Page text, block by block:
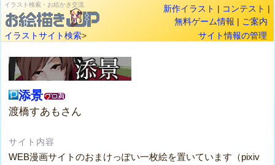
イラスト検索・お絵かき交流 新作イラスト | コンテスト |
無料ゲーム情報 | ご案内
イラストサイト検索> サイト情報の管理
添景
渡橋すあもさん
サイト内容
WEB漫画サイトのおまけっぽい一枚絵を置いています（pixiv